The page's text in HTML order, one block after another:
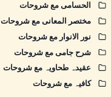
الحسامی مع شروحات
مختصر المعانی مع شروحات
نور الانوار مع شروحات
شرح جامی مع شروحات
عقیدہ طحاویہ مع شروحات
کافیہ مع شروحات